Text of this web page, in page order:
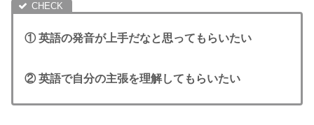
① 英語の発音が上手だなと思ってもらいたい
② 英語で自分の主張を理解してもらいたい